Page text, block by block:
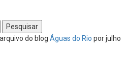
do blog Águas do Rio por julho